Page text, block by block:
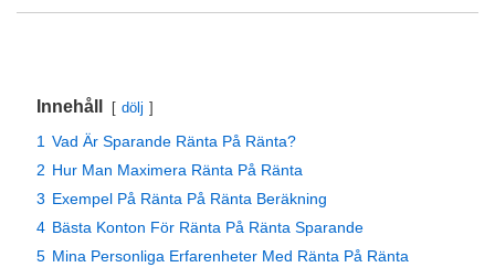
Innehåll dölj
1 Vad Är Sparande Ränta På Ränta?
2 Hur Man Maximera Ränta På Ränta
3 Exempel På Ränta På Ränta Beräkning
4 Bästa Konton För Ränta På Ränta Sparande
5 Mina Personliga Erfarenheter Med Ränta På Ränta